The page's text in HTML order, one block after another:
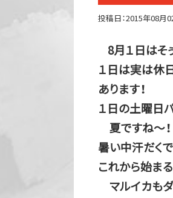
投稿日：2015年08月
8月１日はそ
１日は実は休
あります！
１日の土曜日
夏ですね～！
暑い中汗だく
これから始ま
マルイカも